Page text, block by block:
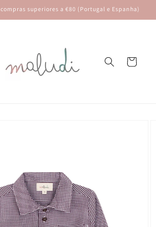
superiores a €80 (Portugal e Espanha)
Carrinho